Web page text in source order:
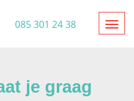
085 301 24 38
je graag